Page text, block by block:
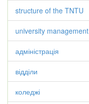
structure of the TNTU
university management
адміністрація
відділи
коледжі